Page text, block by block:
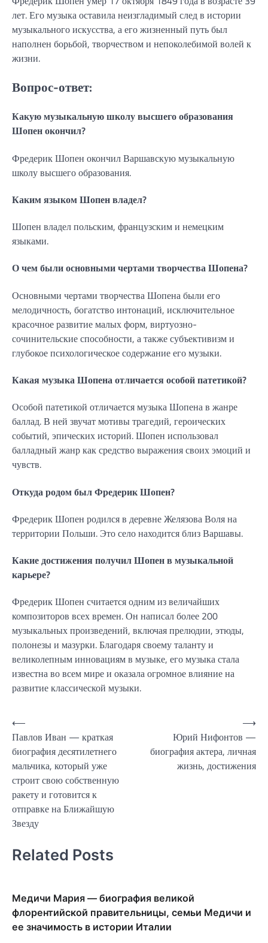
лет. Его музыка оставила неизгладимый след в истории
музыкального искусства, а его жизненный путь был
наполнен борьбой, творчеством и непоколебимой волей к
жизни.
Вопрос-ответ:
Какую музыкальную школу высшего образования
Шопен окончил?
Фредерик Шопен окончил Варшавскую музыкальную
школу высшего образования.
Каким языком Шопен владел?
Шопен владел польским, французским и немецким
языками.
О чем были основными чертами творчества Шопена?
Основными чертами творчества Шопена были его
мелодичность, богатство интонаций, исключительное
красочное развитие малых форм, виртуозно-
сочинительские способности, а также субъективизм и
глубокое психологическое содержание его музыки.
Какая музыка Шопена отличается особой патетикой?
Особой патетикой отличается музыка Шопена в жанре
баллад. В ней звучат мотивы трагедий, героических
событий, эпических историй. Шопен использовал
балладный жанр как средство выражения своих эмоций и
чувств.
Откуда родом был Фредерик Шопен?
Фредерик Шопен родился в деревне Желязова Воля на
территории Польши. Это село находится близ Варшавы.
Какие достижения получил Шопен в музыкальной
карьере?
Фредерик Шопен считается одним из величайших
композиторов всех времен. Он написал более 200
музыкальных произведений, включая прелюдии, этюды,
полонезы и мазурки. Благодаря своему таланту и
великолепным инновациям в музыке, его музыка стала
известна во всем мире и оказала огромное влияние на
развитие классической музыки.
Навигация
по
записям
⟵
Павлов Иван — краткая
биография десятилетнего
мальчика, который уже
строит свою собственную
ракету и готовится к
отправке на Ближайшую
Звезду
Юрий Нифонтов —
биография актера, личная
жизнь, достижения
⟶
Related Posts
Медичи Мария — биография великой
флорентийской правительницы, семьи Медичи и
ее значимость в истории Италии